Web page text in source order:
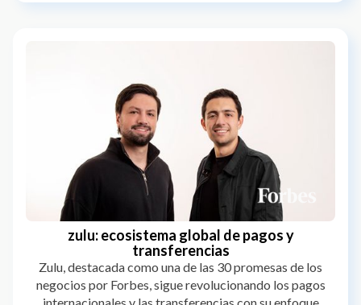
zulu: ecosistema global de pagos y
transferencias
Zulu, destacada como una de las 30 promesas de los
negocios por Forbes, sigue revolucionando los pagos